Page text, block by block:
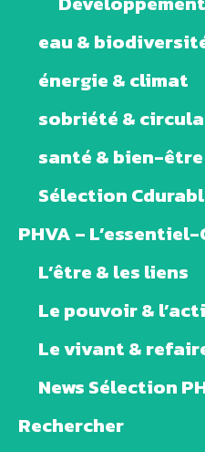
eau &
énergie & climat
sobriété &
santé & bien-être
Sélection
PHVA –
L’être & les liens
Le pouvoir &
Le vivant &
News Sélection
Rechercher